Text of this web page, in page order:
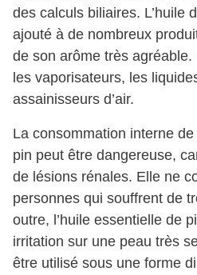
des calculs biliaires. L’huile
ajouté à de nombreux
de son arôme très
les vaporisateurs, les
assainisseurs d’air.
La consommation interne
pin peut être dangereuse,
de lésions rénales. Elle ne
personnes qui souffrent de
outre, l’huile essentielle de
irritation sur une peau très
être utilisé sous une forme